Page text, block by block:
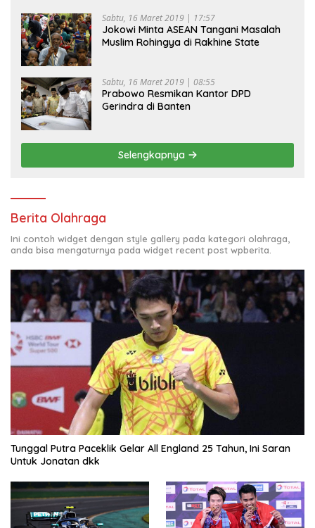
Sabtu, 16 Maret 2019 | 17:57
Jokowi Minta ASEAN Tangani Masalah
Muslim Rohingya di Rakhine State
Sabtu, 16 Maret 2019 | 08:55
Prabowo Resmikan Kantor DPD
Gerindra di Banten
Selengkapnya
Berita Olahraga
Ini contoh widget dengan style gallery pada kategori olahraga,
anda bisa mengaturnya pada widget recent post wpberita.
Tunggal Putra Paceklik Gelar All England 25 Tahun, Ini Saran
Untuk Jonatan dkk